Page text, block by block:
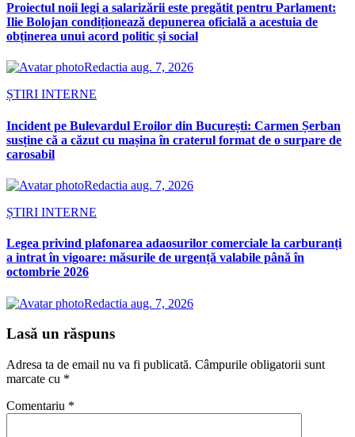
Proiectul noii legi a salarizării este pregătit pentru Parlament:
Ilie Bolojan condiționează depunerea oficială a acestuia de
obținerea unui acord politic și social
Redactia aug. 7, 2026
ȘTIRI INTERNE
Incident pe Bulevardul Eroilor din București: Carmen Șerban
susține că a căzut cu mașina în craterul format de o surpare de
carosabil
Redactia aug. 7, 2026
ȘTIRI INTERNE
Legea privind plafonarea adaosurilor comerciale la carburanți
a intrat în vigoare: măsurile de urgență valabile până în
octombrie 2026
Redactia aug. 7, 2026
Lasă un răspuns
Adresa ta de email nu va fi publicată. Câmpurile obligatorii sunt
marcate cu *
Comentariu *